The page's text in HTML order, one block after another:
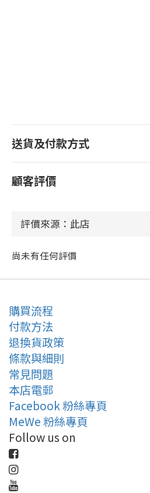
送貨及付款方式
顧客評價
尚未有任何評價
購買流程
付款方法
退換貨政策
條款與細則
常見問題
本店電郵
Facebook 粉絲專頁
MeWe 粉絲專頁
Follow us on